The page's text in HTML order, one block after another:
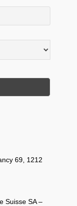
69, 1212
Suisse SA –